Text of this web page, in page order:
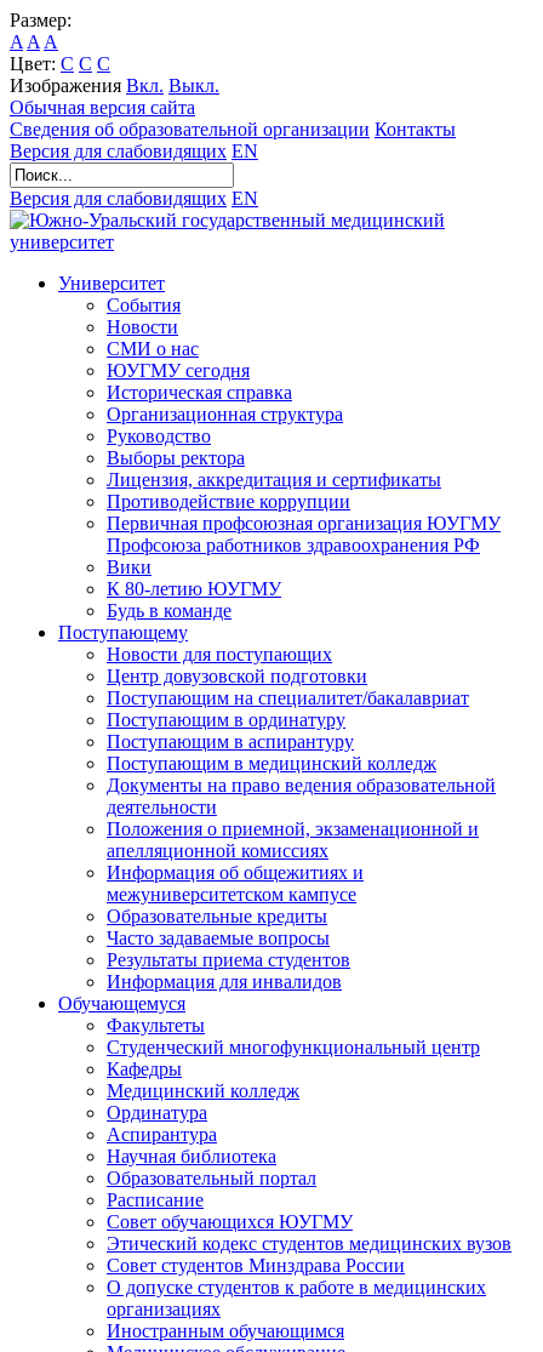
Размер:
A A A
Цвет: C C C
Изображения Вкл. Выкл.
Обычная версия сайта
Сведения об образовательной организации Контакты
Версия для слабовидящих EN
Версия для слабовидящих EN
Университет
События
Новости
СМИ о нас
ЮУГМУ сегодня
Историческая справка
Организационная структура
Руководство
Выборы ректора
Лицензия, аккредитация и сертификаты
Противодействие коррупции
Первичная профсоюзная организация ЮУГМУ
Профсоюза работников здравоохранения РФ
Вики
К 80-летию ЮУГМУ
Будь в команде
Поступающему
Новости для поступающих
Центр довузовской подготовки
Поступающим на специалитет/бакалавриат
Поступающим в ординатуру
Поступающим в аспирантуру
Поступающим в медицинский колледж
Документы на право ведения образовательной
деятельности
Положения о приемной, экзаменационной и
апелляционной комиссиях
Информация об общежитиях и
межуниверситетском кампусе
Образовательные кредиты
Часто задаваемые вопросы
Результаты приема студентов
Информация для инвалидов
Обучающемуся
Факультеты
Студенческий многофункциональный центр
Кафедры
Медицинский колледж
Ординатура
Аспирантура
Научная библиотека
Образовательный портал
Расписание
Совет обучающихся ЮУГМУ
Этический кодекс студентов медицинских вузов
Совет студентов Минздрава России
О допуске студентов к работе в медицинских
организациях
Иностранным обучающимся